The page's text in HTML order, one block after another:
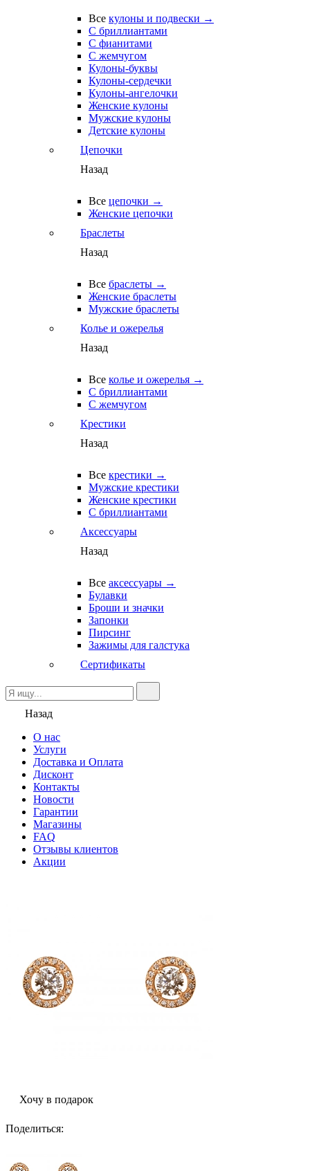
Все кулоны и подвески →
С бриллиантами
С фианитами
С жемчугом
Кулоны-буквы
Кулоны-сердечки
Кулоны-ангелочки
Женские кулоны
Мужские кулоны
Детские кулоны
Цепочки
Назад
Все цепочки →
Женские цепочки
Браслеты
Назад
Все браслеты →
Женские браслеты
Мужские браслеты
Колье и ожерелья
Назад
Все колье и ожерелья →
С бриллиантами
С жемчугом
Крестики
Назад
Все крестики →
Мужские крестики
Женские крестики
С бриллиантами
Аксессуары
Назад
Все аксессуары →
Булавки
Броши и значки
Запонки
Пирсинг
Зажимы для галстука
Сертификаты
Назад
О нас
Услуги
Доставка и Оплата
Дисконт
Контакты
Новости
Гарантии
Магазины
FAQ
Отзывы клиентов
Акции
Хочу в подарок
Поделиться: